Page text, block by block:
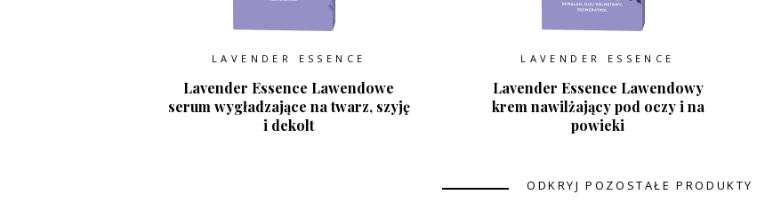
LAVENDER ESSENCE
Lavender Essence Lawendowe
serum wygładzające na twarz, szyję
i dekolt
LAVENDER ESSENCE
Lavender Essence Lawendowy
krem nawilżający pod oczy i na
powieki
ODKRYJ POZOSTAŁE PRODUKTY